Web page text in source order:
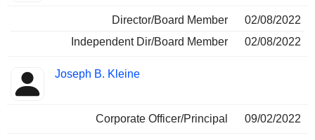
Director/Board Member
02/08/2022
Independent Dir/Board Member
02/08/2022
Joseph B. Kleine
Corporate Officer/Principal 09/02/2022